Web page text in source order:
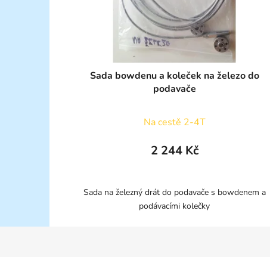
Sada bowdenu a koleček na železo do
podavače
Na cestě 2-4T
2 244 Kč
Sada na železný drát do podavače s bowdenem a
podávacími kolečky